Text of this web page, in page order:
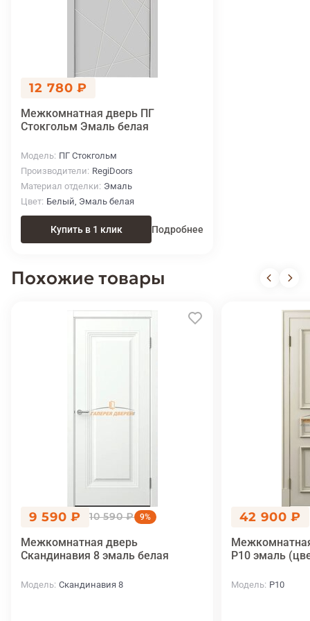
12 780 ₽
Межкомнатная дверь ПГ
Стокгольм Эмаль белая
Модель ПГ Стокгольм
Производители RegiDoors
Материал отделки Эмаль
Цвет Белый, Эмаль белая
Купить в 1 клик Подробнее
Похожие товары
9 590 ₽ 10 590 ₽ 9%
Межкомнатная дверь
Скандинавия 8 эмаль белая
Модель Скандинавия 8
42 900 ₽
P10 эмаль
Модель P10